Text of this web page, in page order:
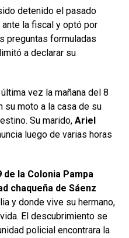
detenido el pasado
la fiscal y optó por
preguntas formuladas
a declarar su
vez la mañana del 8
su moto a la casa de su
Su marido, Ariel
luego de varias horas
de la Colonia Pampa
chaqueña de Sáenz
y donde vive su hermano,
El descubrimiento se
policial encontrara la